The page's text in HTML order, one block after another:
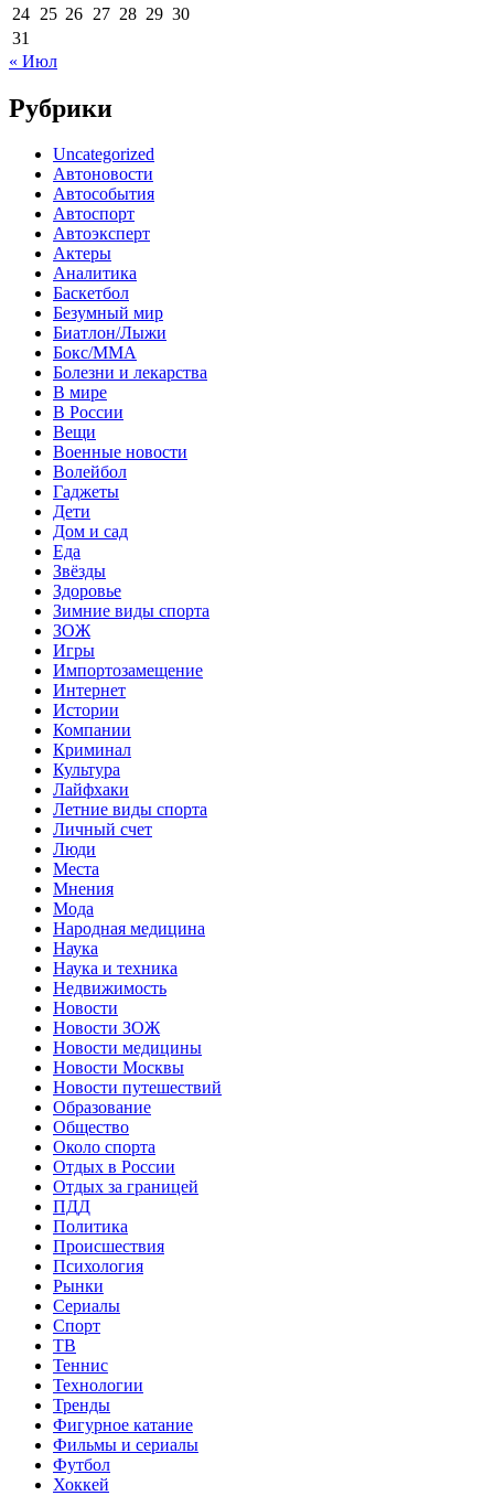
24 25 26 27 28 29 30
31
« Июл
Рубрики
Uncategorized
Автоновости
Автособытия
Автоспорт
Автоэксперт
Актеры
Аналитика
Баскетбол
Безумный мир
Биатлон/Лыжи
Бокс/MMA
Болезни и лекарства
В мире
В России
Вещи
Военные новости
Волейбол
Гаджеты
Дети
Дом и сад
Еда
Звёзды
Здоровье
Зимние виды спорта
ЗОЖ
Игры
Импортозамещение
Интернет
Истории
Компании
Криминал
Культура
Лайфхаки
Летние виды спорта
Личный счет
Люди
Места
Мнения
Мода
Народная медицина
Наука
Наука и техника
Недвижимость
Новости
Новости ЗОЖ
Новости медицины
Новости Москвы
Новости путешествий
Образование
Общество
Около спорта
Отдых в России
Отдых за границей
ПДД
Политика
Происшествия
Психология
Рынки
Сериалы
Спорт
ТВ
Теннис
Технологии
Тренды
Фигурное катание
Фильмы и сериалы
Футбол
Хоккей